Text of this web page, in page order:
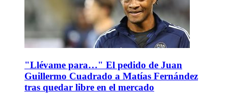
"Llévame para…" El pedido de Juan
Guillermo Cuadrado a Matías Fernández
tras quedar libre en el mercado